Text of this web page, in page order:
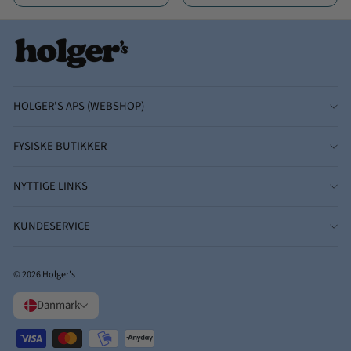
HOLGER'S APS (WEBSHOP)
FYSISKE BUTIKKER
NYTTIGE LINKS
KUNDESERVICE
© 2026 Holger's
Danmark